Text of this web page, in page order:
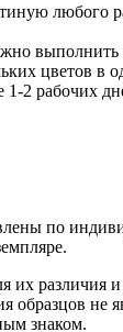
любого
цветов в
1-2 рабочих
по
их различия и
образцов не
знаком.